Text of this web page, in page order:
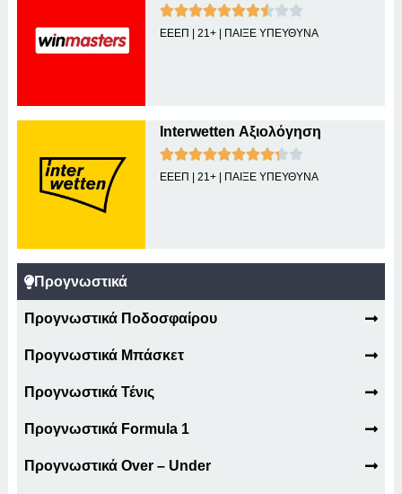
ΕΕΕΠ | 21+ | ΠΑΙΞΕ ΥΠΕΥΘΥΝΑ
Interwetten Αξιολόγηση
ΕΕΕΠ | 21+ | ΠΑΙΞΕ ΥΠΕΥΘΥΝΑ
Προγνωστικά
Προγνωστικά Ποδοσφαίρου
Προγνωστικά Μπάσκετ
Προγνωστικά Τένις
Προγνωστικά Formula 1
Προγνωστικά Over – Under